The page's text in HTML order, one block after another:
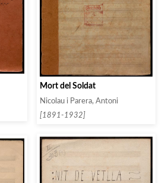
Mort del Soldat
Nicolau i Parera, Antoni
[1891-1932]